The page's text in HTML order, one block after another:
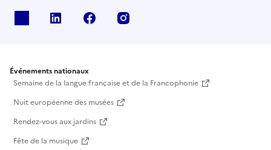
Linkedin Facebook
Événements nationaux
Semaine de la langue française et de la Francophonie
Nuit européenne des musées
Rendez-vous aux jardins
Fête de la musique